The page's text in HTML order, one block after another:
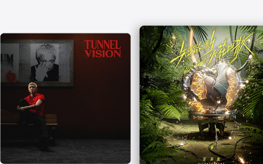
口
中
打
开)